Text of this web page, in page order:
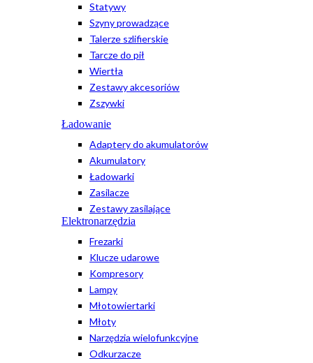
Statywy
Szyny prowadzące
Talerze szlifierskie
Tarcze do pił
Wiertła
Zestawy akcesoriów
Zszywki
Ładowanie
Adaptery do akumulatorów
Akumulatory
Ładowarki
Zasilacze
Zestawy zasilające
Elektronarzędzia
Frezarki
Klucze udarowe
Kompresory
Lampy
Młotowiertarki
Młoty
Narzędzia wielofunkcyjne
Odkurzacze